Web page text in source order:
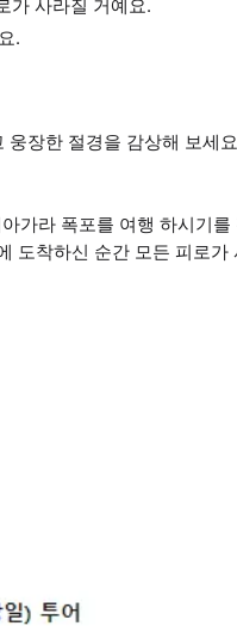
가 사라질 거예요.
.
장한 절경을 감상해 보세
가라 폭포를 여행 하시기를
도착하신 순간 모든 피로가